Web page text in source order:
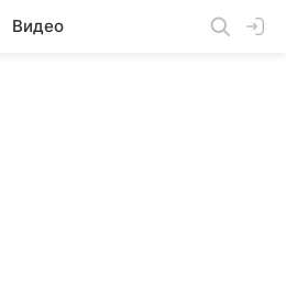
Видео